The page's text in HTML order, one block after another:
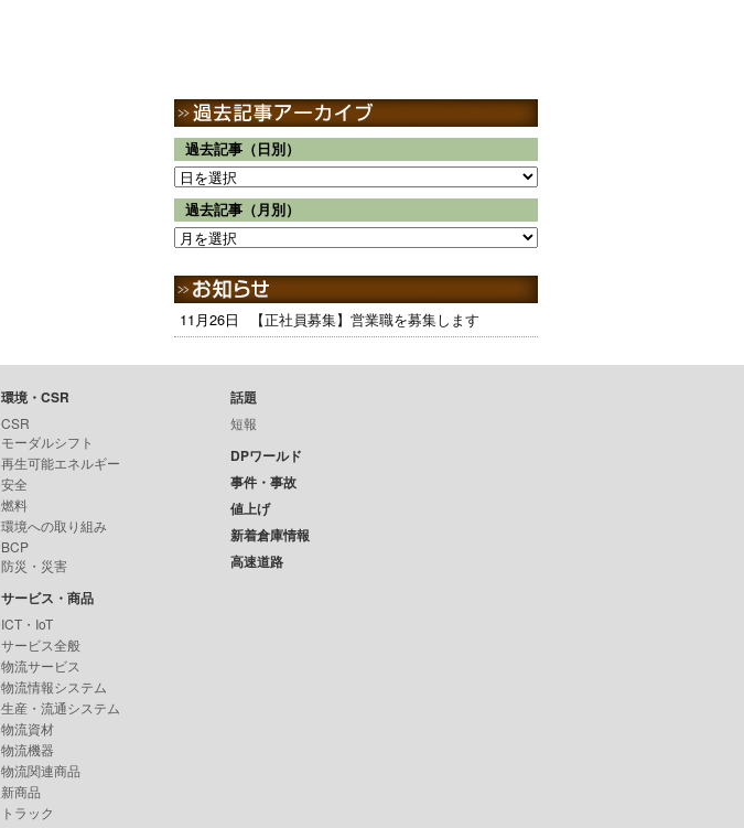
過去記事（日別）
過去記事（月別）
11月26日 【正社員募集】営業職を募集します
環境・CSR
CSR
モーダルシフト
再生可能エネルギー
安全
燃料
環境への取り組み
BCP
防災・災害
サービス・商品
ICT・IoT
サービス全般
物流サービス
物流情報システム
生産・流通システム
物流資材
物流機器
物流関連商品
新商品
トラック
話題
短報
DPワールド
事件・事故
値上げ
新着倉庫情報
高速道路